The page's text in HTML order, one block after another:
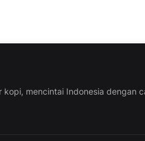
mencintai Indonesia dengan